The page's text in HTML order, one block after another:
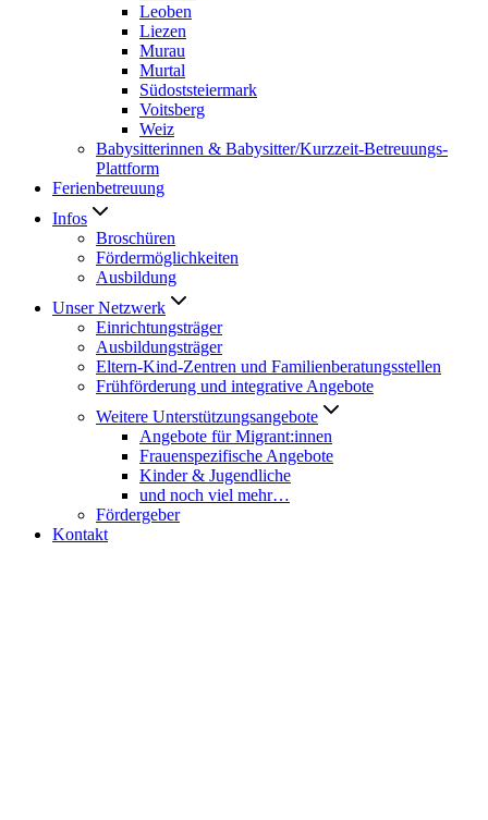
Leoben
Liezen
Murau
Murtal
Südoststeiermark
Voitsberg
Weiz
Babysitterinnen & Babysitter/Kurzzeit-Betreuungs-
Plattform
Ferienbetreuung
Infos
Broschüren
Fördermöglichkeiten
Ausbildung
Unser Netzwerk
Einrichtungsträger
Ausbildungsträger
Eltern-Kind-Zentren und Familienberatungsstellen
Frühförderung und integrative Angebote
Weitere Unterstützungsangebote
Angebote für Migrant:innen
Frauenspezifische Angebote
Kinder & Jugendliche
und noch viel mehr…
Fördergeber
Kontakt